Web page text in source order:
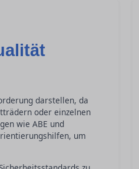
darstellen, da
oder einzelnen
wie ABE und
um